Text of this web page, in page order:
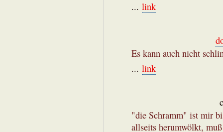
... link
Es kann auch nicht
... link
"die Schramm" ist mir
allseits herumwölkt,